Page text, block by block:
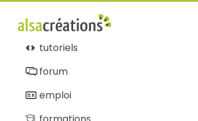
tutoriels
forum
emploi